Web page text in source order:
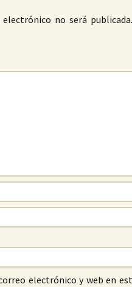
no será publicada.
electrónico y web en